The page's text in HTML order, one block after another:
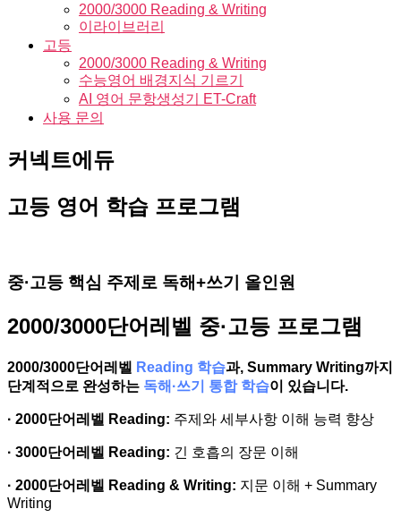
2000/3000 Reading & Writing
이라이브러리
고등
2000/3000 Reading & Writing
수능영어 배경지식 기르기
AI 영어 문항생성기 ET-Craft
사용 문의
커넥트에듀
고등 영어 학습 프로그램
중·고등 핵심 주제로 독해+쓰기 올인원
2000/3000단어레벨 중·고등 프로그램
2000/3000단어레벨 Reading 학습과, Summary Writing까지
단계적으로 완성하는 독해·쓰기 통합 학습이 있습니다.
· 2000단어레벨 Reading: 주제와 세부사항 이해 능력 향상
· 3000단어레벨 Reading: 긴 호흡의 장문 이해
· 2000단어레벨 Reading & Writing: 지문 이해 + Summary
Writing